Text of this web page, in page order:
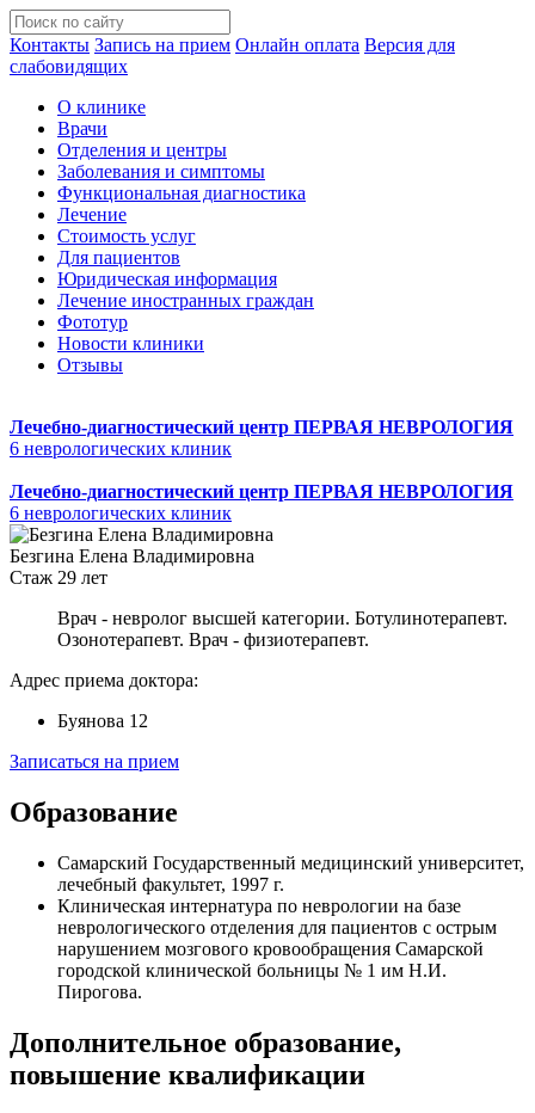
Контакты Запись на прием Онлайн оплата Версия для
слабовидящих
О клинике
Врачи
Отделения и центры
Заболевания и симптомы
Функциональная диагностика
Лечение
Стоимость услуг
Для пациентов
Юридическая информация
Лечение иностранных граждан
Фототур
Новости клиники
Отзывы
Лечебно-диагностический центр ПЕРВАЯ НЕВРОЛОГИЯ
6 неврологических клиник
Лечебно-диагностический центр ПЕРВАЯ НЕВРОЛОГИЯ
6 неврологических клиник
Безгина Елена Владимировна
Стаж 29 лет
Врач - невролог высшей категории. Ботулинотерапевт.
Озонотерапевт. Врач - физиотерапевт.
Адрес приема доктора:
Буянова 12
Записаться на прием
Образование
Самарский Государственный медицинский университет,
лечебный факультет, 1997 г.
Клиническая интернатура по неврологии на базе
неврологического отделения для пациентов с острым
нарушением мозгового кровообращения Самарской
городской клинической больницы № 1 им Н.И.
Пирогова.
Дополнительное образование,
повышение квалификации